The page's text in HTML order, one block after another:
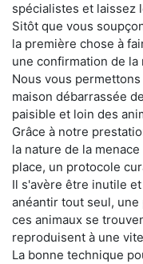
spécialistes et laissez
Sitôt que vous
la première chose à
une confirmation de la
Nous vous
maison débarrassée
paisible et loin des
Grâce à notre
la nature de la
place, un protocole
Il s'avère être inutile
anéantir tout seul,
ces animaux se
reproduisent à une
La bonne technique